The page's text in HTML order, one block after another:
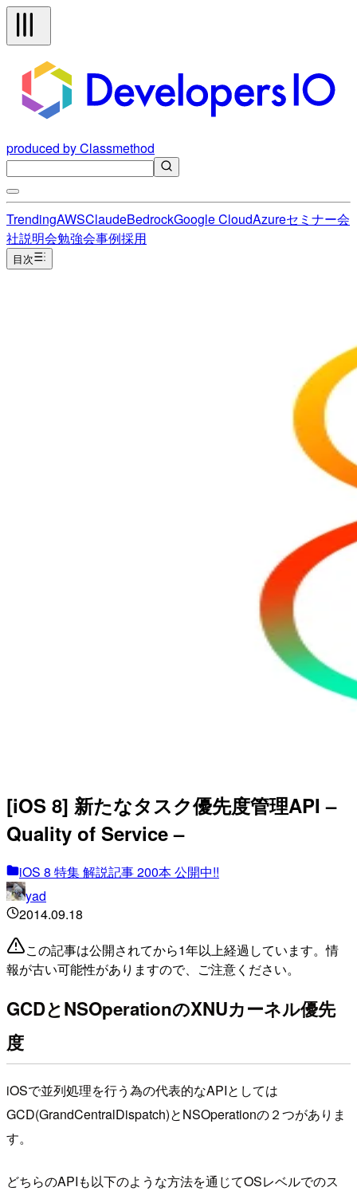
produced by Classmethod
TrendingAWSClaudeBedrockGoogle CloudAzureセミナー会
社説明会勉強会事例採用
目次
[iOS 8] 新たなタスク優先度管理API –
Quality of Service –
iOS 8 特集 解説記事 200本 公開中!!
yad
2014.09.18
この記事は公開されてから1年以上経過しています。情
報が古い可能性がありますので、ご注意ください。
GCDとNSOperationのXNUカーネル優先
度
iOSで並列処理を行う為の代表的なAPIとしては
GCD(GrandCentralDispatch)とNSOperationの２つがありま
す。
どちらのAPIも以下のような方法を通じてOSレベルでのス